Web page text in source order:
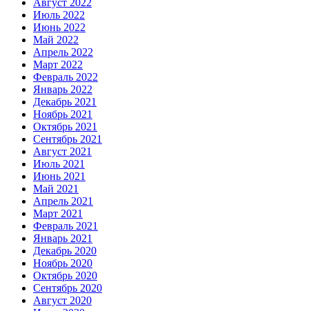
Август 2022
Июль 2022
Июнь 2022
Май 2022
Апрель 2022
Март 2022
Февраль 2022
Январь 2022
Декабрь 2021
Ноябрь 2021
Октябрь 2021
Сентябрь 2021
Август 2021
Июль 2021
Июнь 2021
Май 2021
Апрель 2021
Март 2021
Февраль 2021
Январь 2021
Декабрь 2020
Ноябрь 2020
Октябрь 2020
Сентябрь 2020
Август 2020